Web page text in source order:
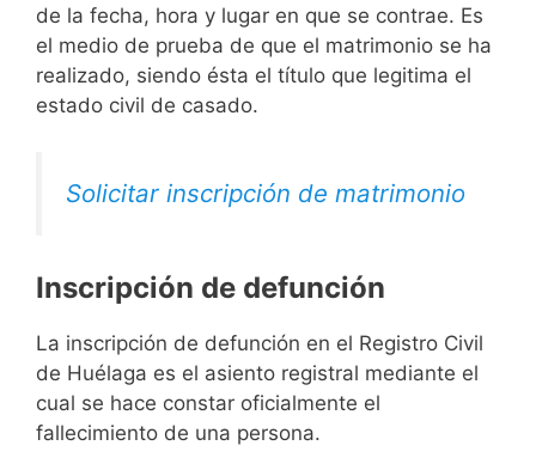
de la fecha, hora y lugar en que se contrae. Es
el medio de prueba de que el matrimonio se ha
realizado, siendo ésta el título que legitima el
estado civil de casado.
Solicitar inscripción de matrimonio
Inscripción de defunción
La inscripción de defunción en el Registro Civil
de Huélaga es el asiento registral mediante el
cual se hace constar oficialmente el
fallecimiento de una persona.